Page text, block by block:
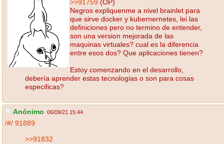
>>91759 (OP)
Negros expliquenme a nivel brainlet para
que sirve docker y kubernernetes, lei las
definiciones pero no termino de entender,
son una version mejorada de las
maquinas virtuales? cual es la diferencia
entre esos dos? Que aplicaciones tienen?
Estoy comenzando en el desarrollo,
debería aprender estas tecnologias o son para cosas
especificas?
Anónimo 06/09/21 15:44
/#/ 91889
>>91832